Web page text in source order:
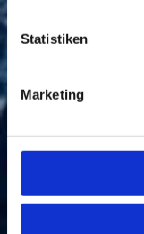
Statistiken
Marketing